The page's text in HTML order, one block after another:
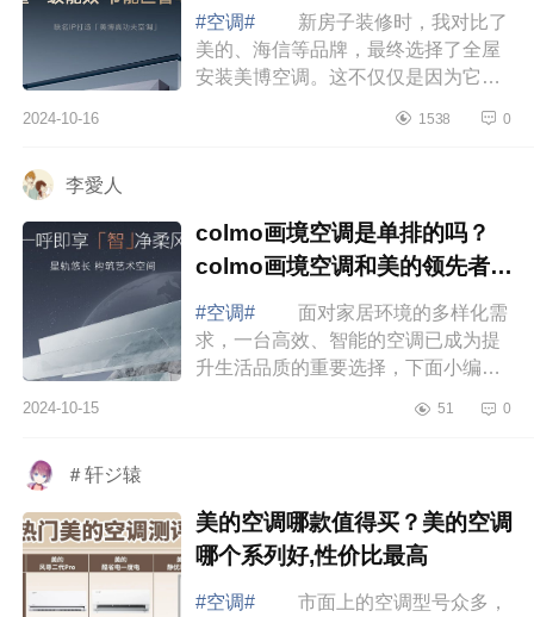
#空调#
新房子装修时，我对比了
美的、海信等品牌，最终选择了全屋
安装美博空调。这不仅仅是因为它的
能效果以及外观设计都让我非常满
2024-10-16 1538 0
李愛人
colmo画境空调是单排的吗？
colmo画境空调和美的领先者哪
个好
#空调#
面对家居环境的多样化需
求，一台高效、智能的空调已成为提
升生活品质的重要选择，下面小编为
吗？colmo画境空调和美的领先者哪
2024-10-15 51 0
＃轩ジ辕
美的空调哪款值得买？美的空调
哪个系列好,性价比最高
#空调#
市面上的空调型号众多，